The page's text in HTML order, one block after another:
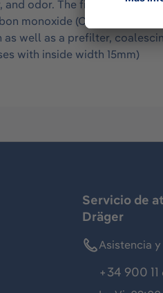
odor. The filter
monoxide (CO) or other
well as a prefilter,
with inside width 15mm)
Servicio de
Dräger
Asistencia
+34 900